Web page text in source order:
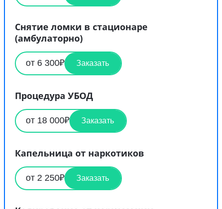
Снятие ломки в стационаре
(амбулаторно)
от 6 300₽ Заказать
Процедура УБОД
от 18 000₽ Заказать
Капельница от наркотиков
от 2 250₽ Заказать